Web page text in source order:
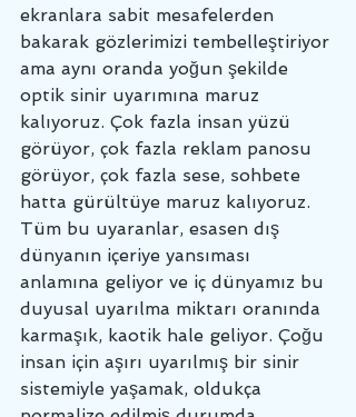
ekranlara sabit mesafelerden
bakarak gözlerimizi tembelleştiriyor
ama aynı oranda yoğun şekilde
optik sinir uyarımına maruz
kalıyoruz. Çok fazla insan yüzü
görüyor, çok fazla reklam panosu
görüyor, çok fazla sese, sohbete
hatta gürültüye maruz kalıyoruz.
Tüm bu uyaranlar, esasen dış
dünyanın içeriye yansıması
anlamına geliyor ve iç dünyamız bu
duyusal uyarılma miktarı oranında
karmaşık, kaotik hale geliyor. Çoğu
insan için aşırı uyarılmış bir sinir
sistemiyle yaşamak, oldukça